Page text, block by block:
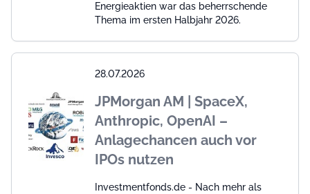
Energieaktien war das beherrschende
Thema im ersten Halbjahr 2026.
28.07.2026
JPMorgan AM | SpaceX,
Anthropic, OpenAI –
Anlagechancen auch vor
IPOs nutzen
Investmentfonds.de - Nach mehr als